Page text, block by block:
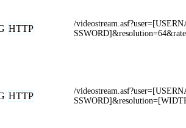
HTTP
/
HTTP
/